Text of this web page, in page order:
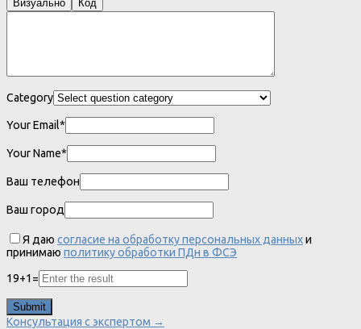
Визуально Код
Category
Your Email*
Your Name*
Ваш телефон
Ваш город
Я даю согласие на обработку персональных данныхи
принимаю политику обработки ПДн в ФСЭ
19+1 =
Консультация с экспертом →